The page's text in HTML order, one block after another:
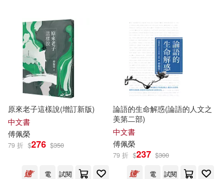
原來老子這樣說(增訂新版)
中文書
傅佩榮
79 折 $276 $350
電 試閱
論語的生命解惑(論語的人文之
美第二部)
中文書
傅佩榮
79 折 $237 $300
電
試閱